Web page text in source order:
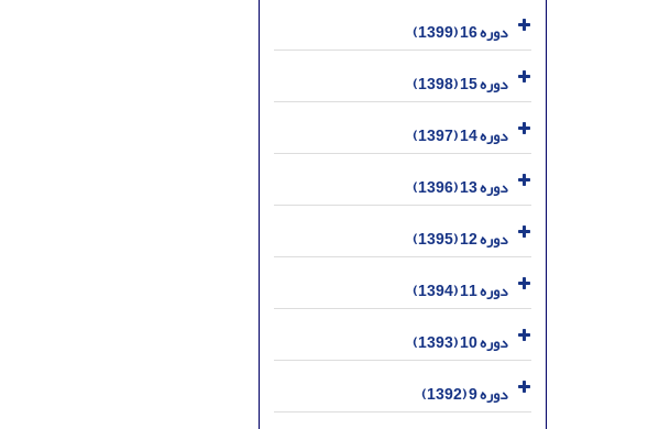
دوره 16 (1399)
دوره 15 (1398)
دوره 14 (1397)
دوره 13 (1396)
دوره 12 (1395)
دوره 11 (1394)
دوره 10 (1393)
دوره 9 (1392)